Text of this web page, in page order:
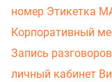
номер Этикетка
Корпоративный
Запись разговоров
личный кабинет